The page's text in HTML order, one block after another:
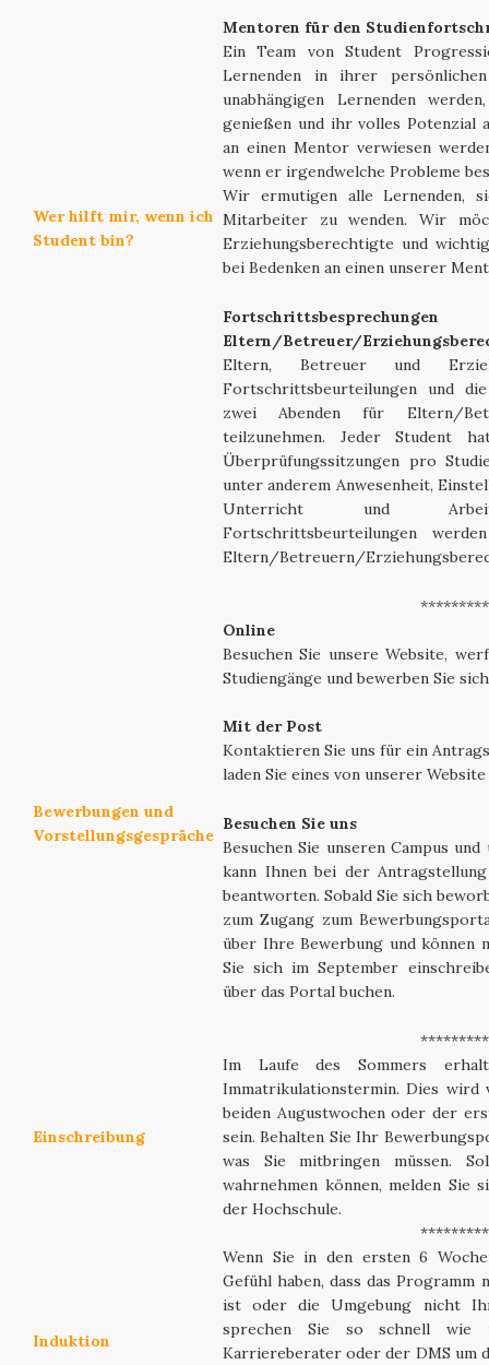
Wer hilft mir, wenn ich
Student bin?
Mentoren für den
Ein Team von Student
Lernenden in ihrer
unabhängigen Lernenden
genießen und ihr volles Potenzial
an einen Mentor verwiesen
wenn er irgendwelche Probleme
Wir ermutigen alle Lernenden,
Mitarbeiter zu wenden. Wir
Erziehungsberechtigte und
bei Bedenken an einen unserer
Eltern/Betreuer/
Eltern, Betreuer und
Fortschrittsbeurteilungen und
zwei Abenden für Eltern/
teilzunehmen. Jeder Student
Überprüfungssitzungen pro
unter anderem Anwesenheit,
Unterricht und
Fortschrittsbeurteilungen
Eltern/Betreuern/
Bewerbungen und
Vorstellungsgespräche
Online
Besuchen Sie unsere Website,
Studiengänge und bewerben Sie
Mit der Post
Kontaktieren Sie uns für ein
laden Sie eines von unserer
Besuchen Sie uns
Besuchen Sie unseren Campus
kann Ihnen bei der
beantworten. Sobald Sie sich
zum Zugang zum
über Ihre Bewerbung und können
Sie sich im September
über das Portal buchen.
Einschreibung
Im Laufe des Sommers
Immatrikulationstermin. Dies
beiden Augustwochen oder der
sein. Behalten Sie Ihr
was Sie mitbringen müssen.
wahrnehmen können, melden Sie
der Hochschule.
Induktion
Wenn Sie in den ersten 6
Gefühl haben, dass das Programm
ist oder die Umgebung nicht
sprechen Sie so schnell wie
Karriereberater oder der DMS um